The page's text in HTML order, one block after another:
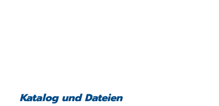
Katalog und Dateien